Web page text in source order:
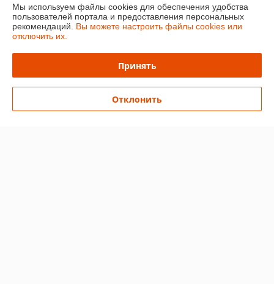
О нас
Доставка и оплата
Мы используем файлы cookies для обеспечения удобства
пользователей портала и предоставления персональных
рекомендаций. Вы можете настроить файлы cookies или
отключить их.
Принять
Отклонить